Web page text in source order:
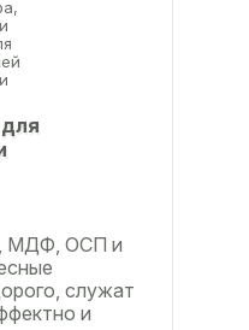
МДФ, ОСП и
служат
и